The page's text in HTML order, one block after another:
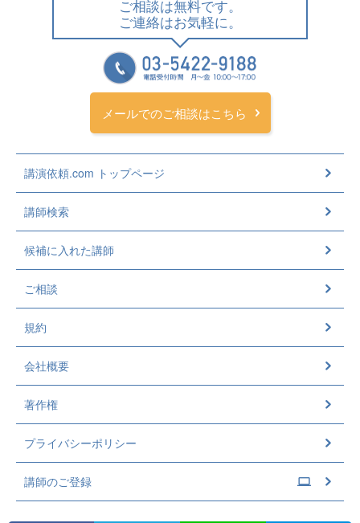
ご相談は無料です。
ご連絡はお気軽に。
メールでのご相談はこちら
講演依頼.com トップページ
講師検索
候補に入れた講師
ご相談
規約
会社概要
著作権
プライバシーポリシー
講師のご登録